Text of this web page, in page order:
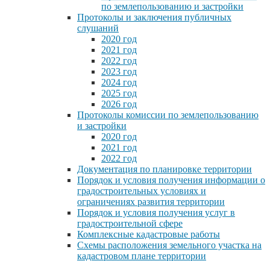
по землепользованию и застройки
Протоколы и заключения публичных
слушаний
2020 год
2021 год
2022 год
2023 год
2024 год
2025 год
2026 год
Протоколы комиссии по землепользованию
и застройки
2020 год
2021 год
2022 год
Документация по планировке территории
Порядок и условия получения информации о
градостроительных условиях и
ограничениях развития территории
Порядок и условия получения услуг в
градостроительной сфере
Комплексные кадастровые работы
Схемы расположения земельного участка на
кадастровом плане территории